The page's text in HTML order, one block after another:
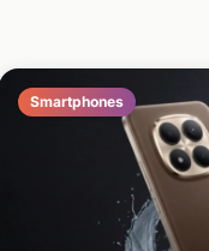
Smartphones